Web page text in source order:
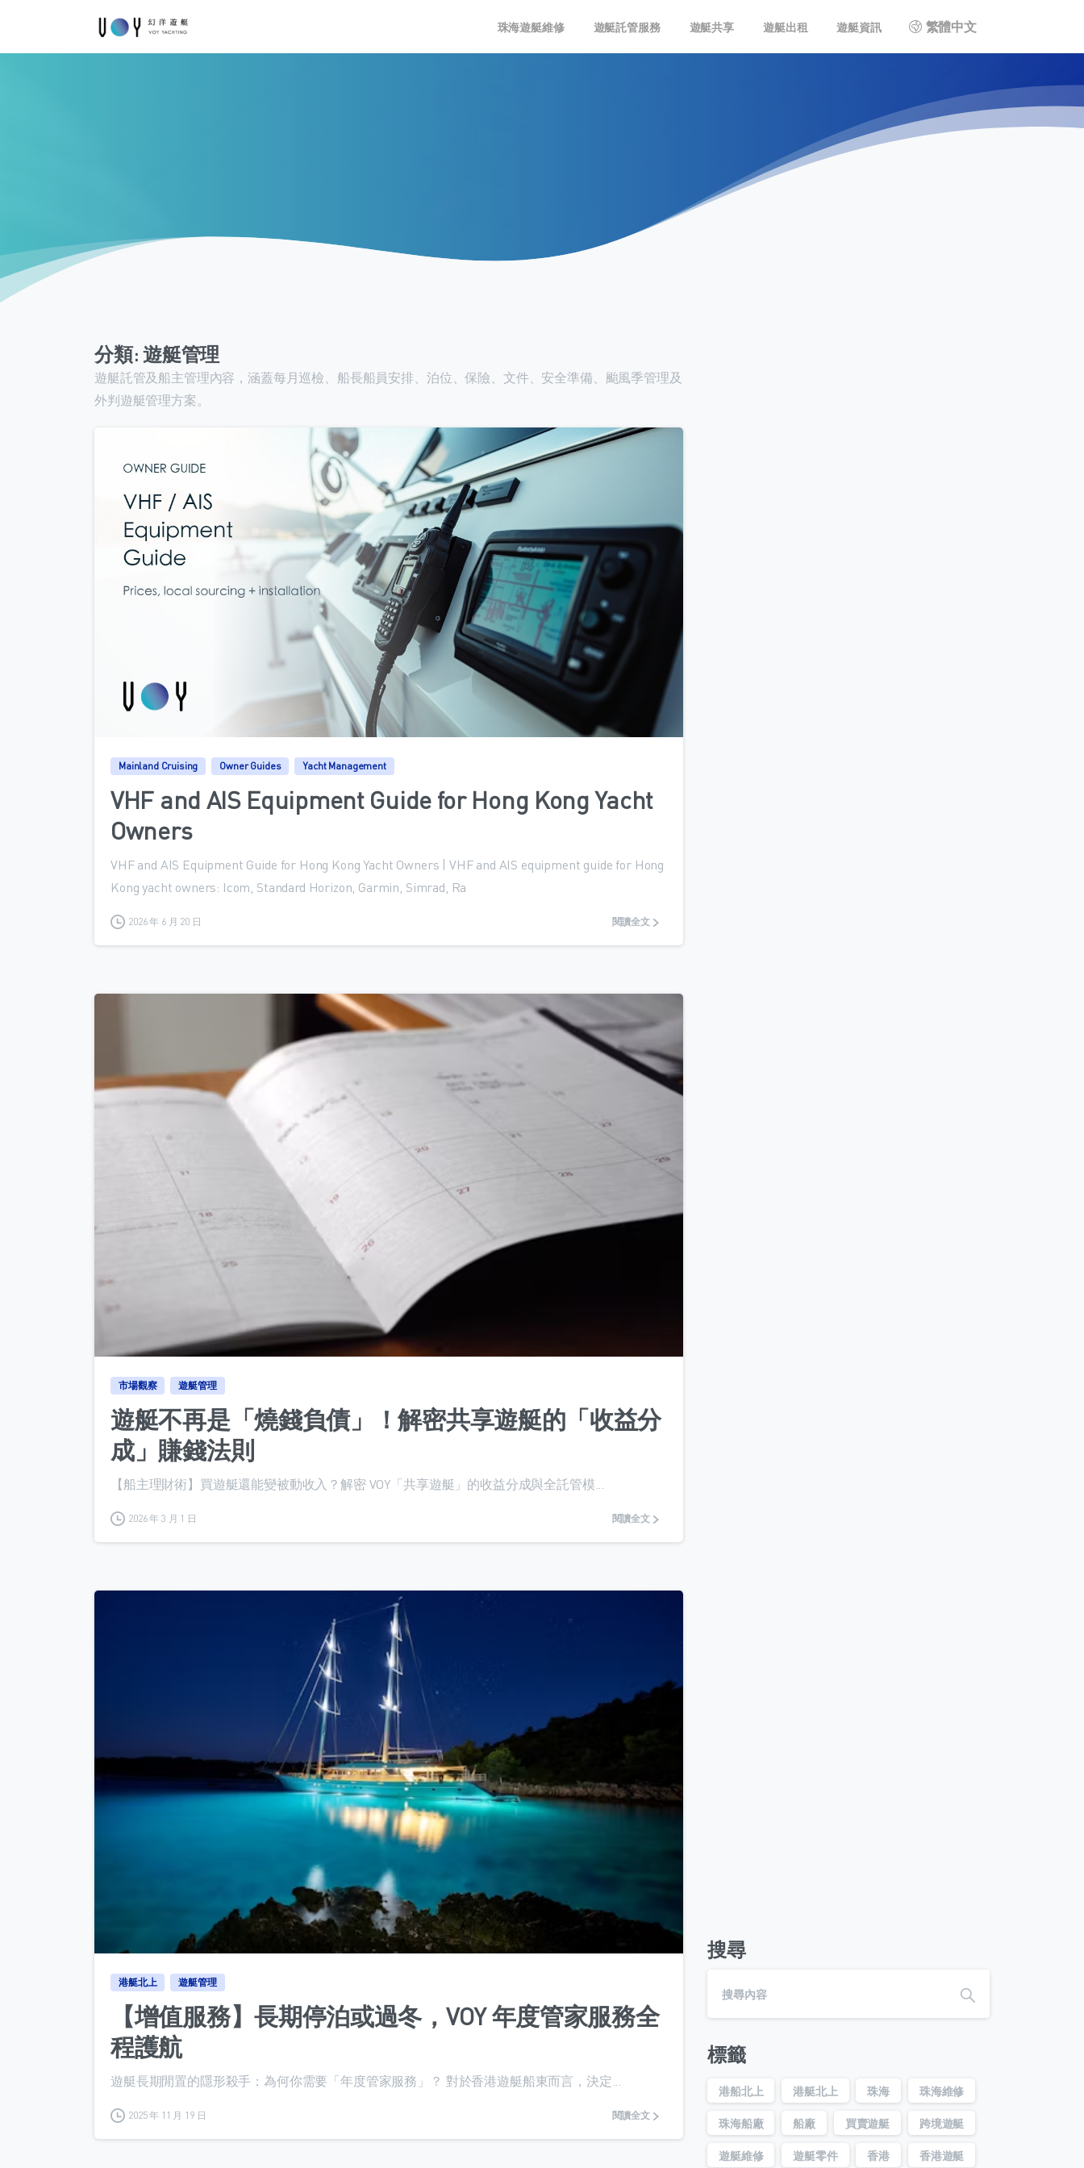
珠海遊艇維修 遊艇託管服務 遊艇共享 遊艇出租 遊艇資訊 繁體中文
分類:遊艇管理
遊艇託管及船主管理內容，涵蓋每月巡檢、船長船員安排、泊位、保險、文件、安全準備、颱風季管理及
外判遊艇管理方案。
Mainland Cruising Owner Guides Yacht Management
VHF and AIS Equipment Guide for Hong Kong Yacht
Owners
VHF and AIS Equipment Guide for Hong Kong Yacht Owners | VHF and AIS equipment guide for Hong
Kong yacht owners: Icom, Standard Horizon, Garmin, Simrad, Ra
2026 年 6 月 20 日 閱讀全文
市場觀察 遊艇管理
遊艇不再是「燒錢負債」！解密共享遊艇的「收益分
成」賺錢法則
【船主理財術】買遊艇還能變被動收入？解密 VOY「共享遊艇」的收益分成與全託管模...
2026 年 3 月 1 日 閱讀全文
0
港艇北上 遊艇管理
【增值服務】長期停泊或過冬，VOY 年度管家服務全
程護航
遊艇長期閒置的隱形殺手：為何你需要「年度管家服務」？ 對於香港遊艇船東而言，決定...
2025 年 11 月 19 日 閱讀全文
搜尋
標籤
港船北上 港艇北上 珠海 珠海維修
珠海船廠 船廠 買賣遊艇 跨境遊艇
遊艇維修 遊艇零件 香港 香港遊艇